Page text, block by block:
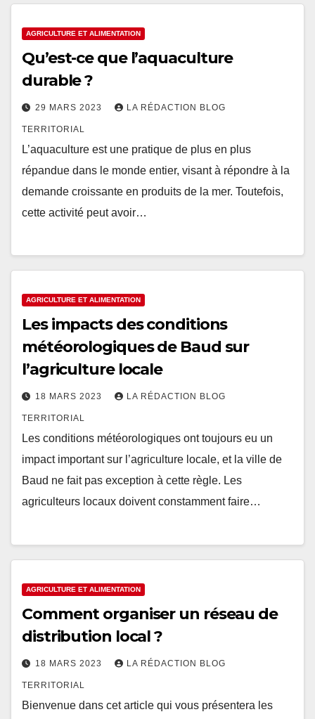
AGRICULTURE ET ALIMENTATION
Qu’est-ce que l’aquaculture
durable ?
29 MARS 2023 LA RÉDACTION BLOG
TERRITORIAL
L’aquaculture est une pratique de plus en plus
répandue dans le monde entier, visant à répondre à la
demande croissante en produits de la mer. Toutefois,
cette activité peut avoir…
AGRICULTURE ET ALIMENTATION
Les impacts des conditions
météorologiques de Baud sur
l’agriculture locale
18 MARS 2023 LA RÉDACTION BLOG
TERRITORIAL
Les conditions météorologiques ont toujours eu un
impact important sur l’agriculture locale, et la ville de
Baud ne fait pas exception à cette règle. Les
agriculteurs locaux doivent constamment faire…
AGRICULTURE ET ALIMENTATION
Comment organiser un réseau de
distribution local ?
18 MARS 2023 LA RÉDACTION BLOG
TERRITORIAL
Bienvenue dans cet article qui vous présentera les